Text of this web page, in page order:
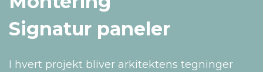
Signatur paneler
I hvert projekt bliver arkitektens tegninger